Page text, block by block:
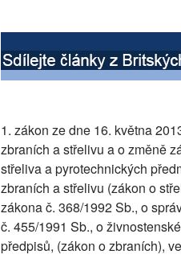
1. zákon ze dne 16. května
zbraních a střelivu a o změně
střeliva a pyrotechnických
zbraních a střelivu (zákon o
zákona č. 368/1992 Sb., o
č. 455/1991 Sb., o
předpisů, (zákon o zbraních),